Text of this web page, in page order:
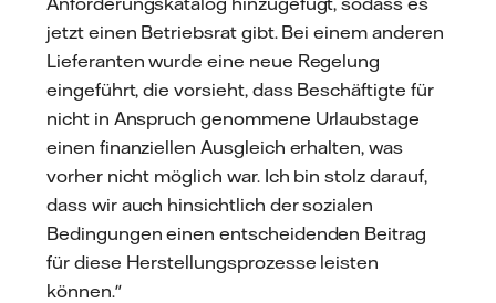
jetzt einen Betriebsrat gibt. Bei einem anderen
Lieferanten wurde eine neue Regelung
eingeführt, die vorsieht, dass Beschäftigte für
nicht in Anspruch genommene Urlaubstage
einen finanziellen Ausgleich erhalten, was
vorher nicht möglich war. Ich bin stolz darauf,
dass wir auch hinsichtlich der sozialen
Bedingungen einen entscheidenden Beitrag
für diese Herstellungsprozesse leisten
können."